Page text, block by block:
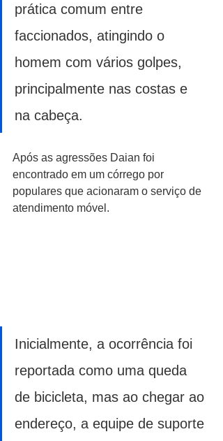
prática comum entre
faccionados, atingindo o
homem com vários golpes,
principalmente nas costas e
na cabeça.
Após as agressões Daian foi
encontrado em um córrego por
populares que acionaram o serviço de
atendimento móvel.
Inicialmente, a ocorrência foi
reportada como uma queda
de bicicleta, mas ao chegar ao
endereço, a equipe de suporte